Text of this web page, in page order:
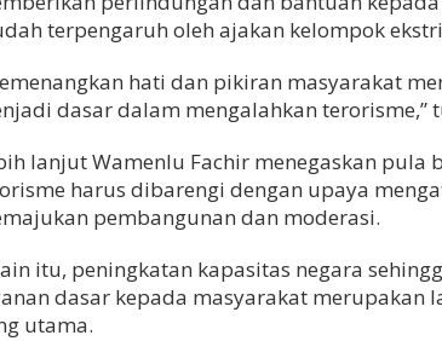
terpengaruh oleh ajakan kelompok
hati dan pikiran masyarakat
dasar dalam mengalahkan terorisme,”
lanjut Wamenlu Fachir menegaskan pula
harus dibarengi dengan upaya
pembangunan dan moderasi.
itu, peningkatan kapasitas negara
dasar kepada masyarakat merupakan
utama.